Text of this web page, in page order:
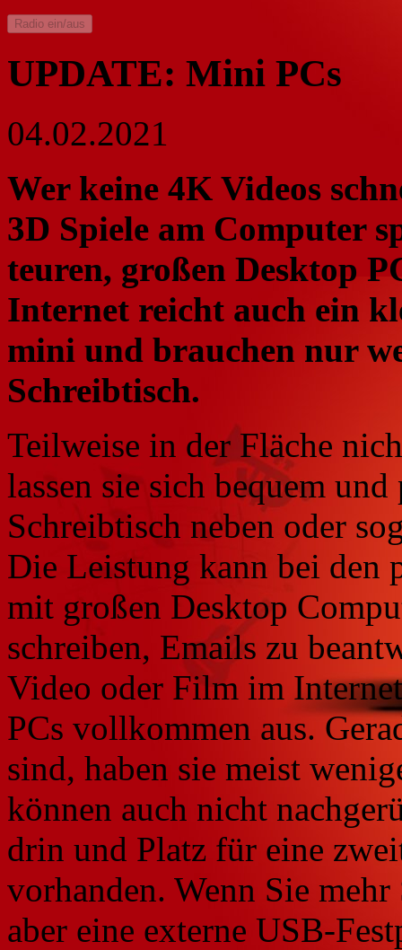
Radio ein/aus
UPDATE: Mini PCs
04.02.2021
Wer keine 4K Videos
3D Spiele am Computer
teuren, großen Desktop
Internet reicht auch ein
mini und brauchen nur
Schreibtisch.
Teilweise in der Fläche
lassen sie sich bequem
Schreibtisch neben oder
Die Leistung kann bei den
mit großen Desktop
schreiben, Emails zu
Video oder Film im
PCs vollkommen aus.
sind, haben sie meist
können auch nicht
drin und Platz für eine
vorhanden. Wenn Sie
aber eine externe USB-